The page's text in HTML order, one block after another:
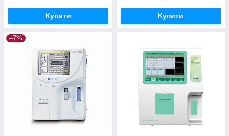
Купити Купити
–7%